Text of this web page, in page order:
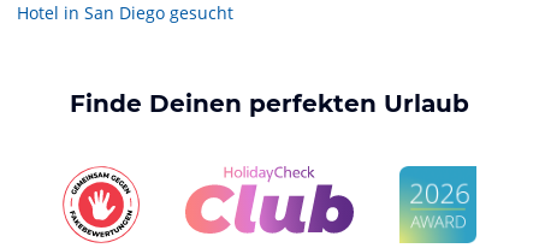
Hotel in San Diego gesucht
Finde Deinen perfekten Urlaub